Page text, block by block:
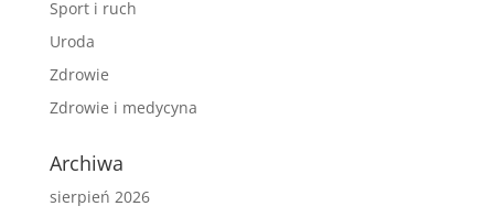
Sport i ruch
Uroda
Zdrowie
Zdrowie i medycyna
Archiwa
sierpień 2026